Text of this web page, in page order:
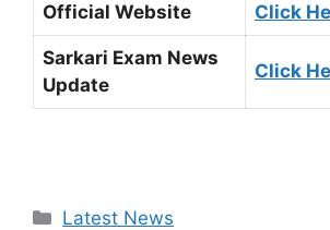
Official Website Click
Sarkari Exam News
Update
Click
Categories
Latest News